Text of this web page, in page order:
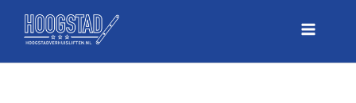
content
Main
Menu